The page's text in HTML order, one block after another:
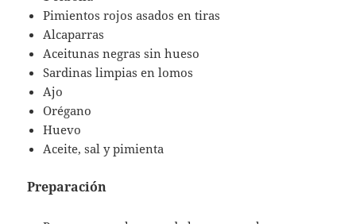
Pimientos rojos asados en tiras
Alcaparras
Aceitunas negras sin hueso
Sardinas limpias en lomos
Ajo
Orégano
Huevo
Aceite, sal y pimienta
Preparación